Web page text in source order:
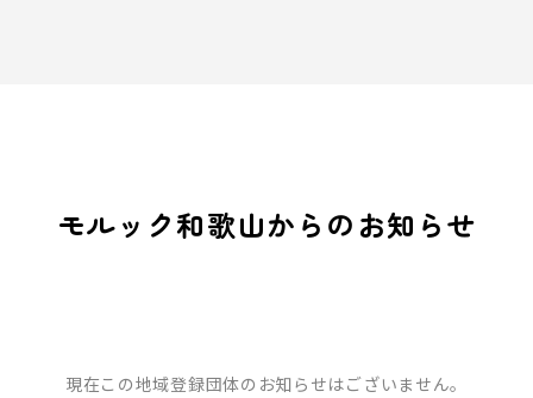
モルック和歌山からのお知らせ
現在この地域登録団体のお知らせはございません。